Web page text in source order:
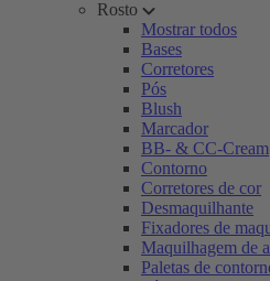
Rosto
Mostrar todos
Bases
Corretores
Pós
Blush
Marcador
BB- & CC-Cream
Contorno
Corretores de cor
Desmaquilhante
Fixadores de
Maquilhagem de
Paletas de